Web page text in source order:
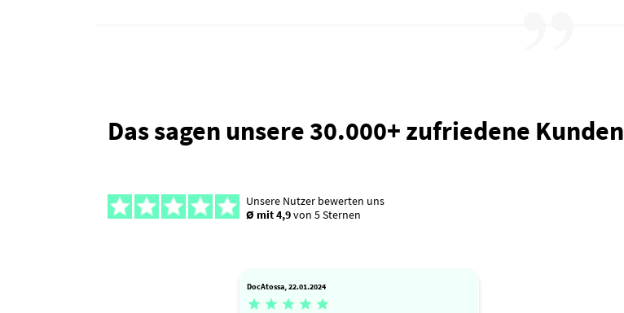
Das sagen unsere 30.000+ zufriedene Kunden
Unsere Nutzer bewerten uns
Ø mit 4,9von 5 Sternen
DocAtossa, 22.01.2024
    